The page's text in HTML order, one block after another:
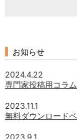
お知らせ
2024.4.22
専門家投稿用コラ
2023.11.1
無料ダウンロード